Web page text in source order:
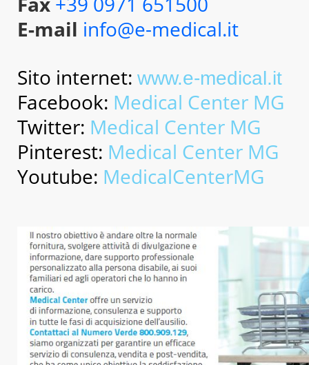
E-mail info@e-medical.it
Sito internet: www.e-medical.it
Facebook: Medical Center MG
Twitter: Medical Center MG
Pinterest: Medical Center MG
Youtube: MedicalCenterMG